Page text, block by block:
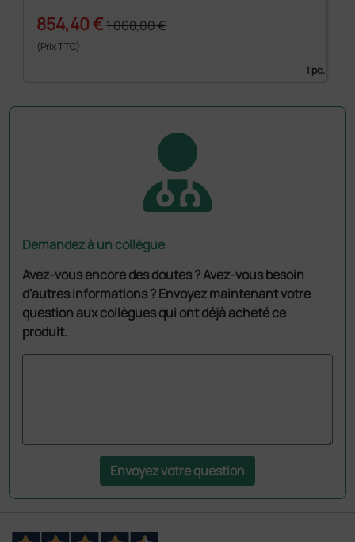
854,40 €1 068,00 €
(Prix TTC)
1 pc.
Demandez à un collègue
Avez-vous encore des doutes ? Avez-vous besoin
d'autres informations ? Envoyez maintenant votre
question aux collègues qui ont déjà acheté ce
produit.
Envoyez votre question